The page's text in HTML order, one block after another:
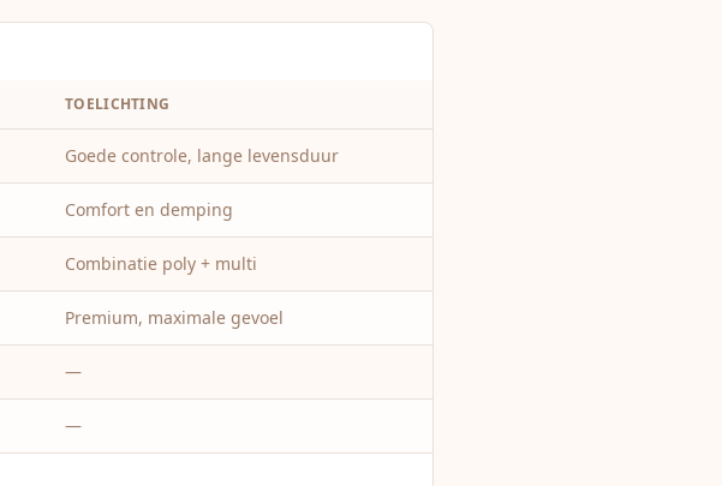
TOELICHTING
Goede controle, lange levensduur
Comfort en demping
Combinatie poly + multi
Premium, maximale gevoel
—
—